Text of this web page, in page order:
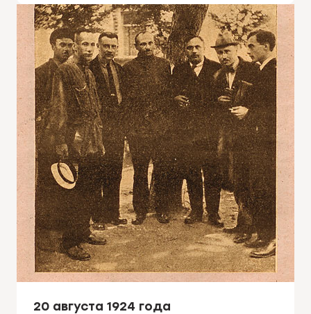
20 августа 1924 года